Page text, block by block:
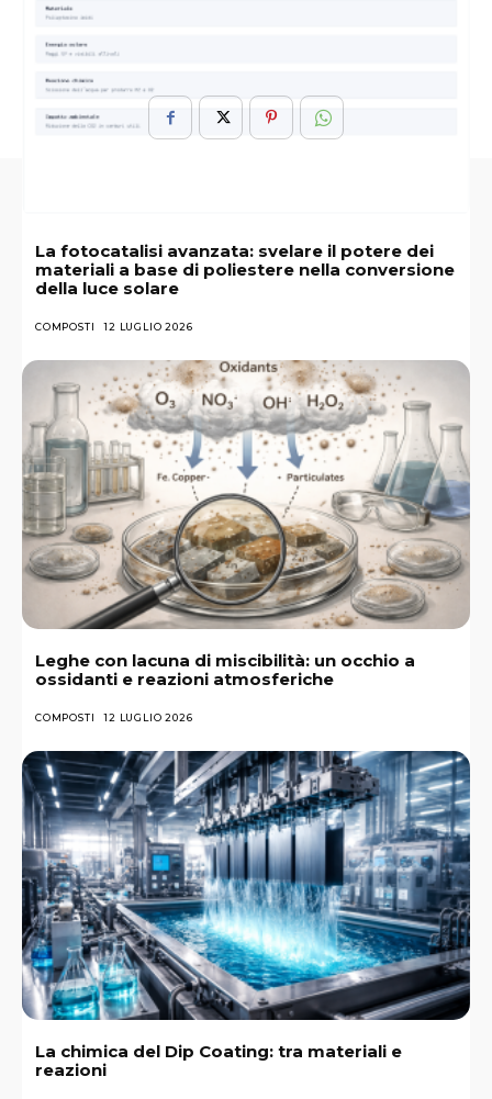
Calcolo Della Carica
Legge Di Coulomb
La fotocatalisi avanzata: svelare il potere dei
materiali a base di poliestere nella conversione
della luce solare
COMPOSTI 12 LUGLIO 2026
Leghe con lacuna di miscibilità: un occhio a
ossidanti e reazioni atmosferiche
COMPOSTI 12 LUGLIO 2026
La chimica del Dip Coating: tra materiali e
reazioni